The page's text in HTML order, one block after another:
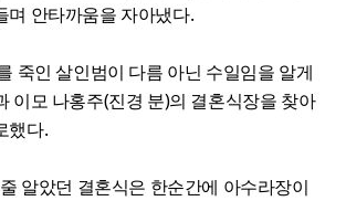
며 안타까움을 자아냈다.
죽인 살인범이 다름 아닌 수일임을 알게
이모 나홍주(진경 분)의 결혼식장을 찾아
했다.
알았던 결혼식은 한순간에 아수라장이